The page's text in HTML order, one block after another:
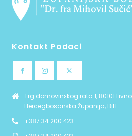
Kontakt Podaci
Trg domovinskog rata 1, 80101 Livno
Hercegbosanska Županija, BiH
+387 34 200 423